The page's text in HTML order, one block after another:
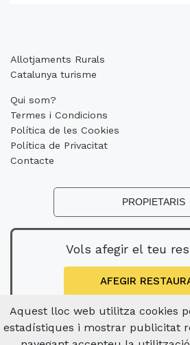
Allotjaments Rurals
Catalunya turisme
Qui som?
Termes i Condicions
Política de les Cookies
Política de Privacitat
Contacte
PROPIETARIS
Vols afegir el teu
AFEGIR
Aquest lloc web utilitza cookies
estadístiques i mostrar publicitat